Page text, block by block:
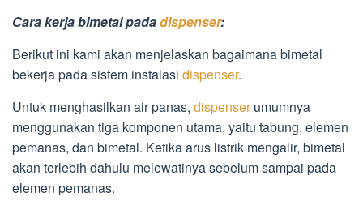
Cara kerja bimetal padadispenser:
Berikut ini kami akan menjelaskan bagaimana bimetal
bekerja pada sistem instalasi dispenser.
Untuk menghasilkan air panas, dispenserumumnya
menggunakan tiga komponen utama, yaitu tabung, elemen
pemanas, dan bimetal. Ketika arus listrik mengalir, bimetal
akan terlebih dahulu melewatinya sebelum sampai pada
elemen pemanas.